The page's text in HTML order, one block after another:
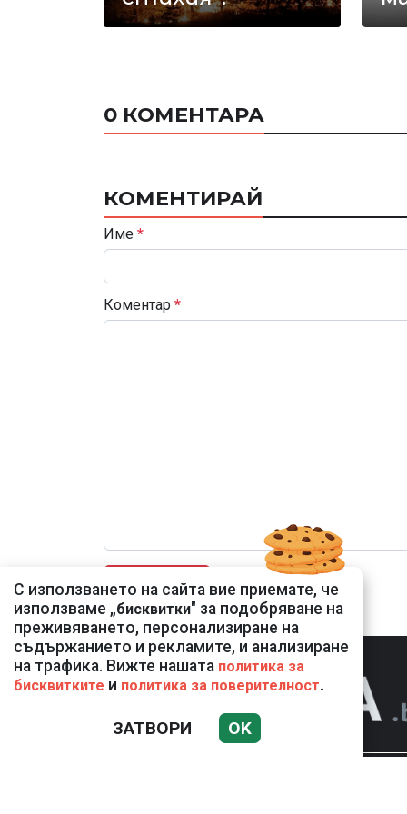
0 КОМЕНТАРА
КОМЕНТИРАЙ
Име *
Коментар *
С използването на сайта вие приемате, че
използваме „бисквитки" за подобряване на
преживяването, персонализиране на
съдържанието и рекламите, и анализиране
на трафика. Вижте нашата политика за
бисквитките и политика за поверителност.
ЗАТВОРИ OK